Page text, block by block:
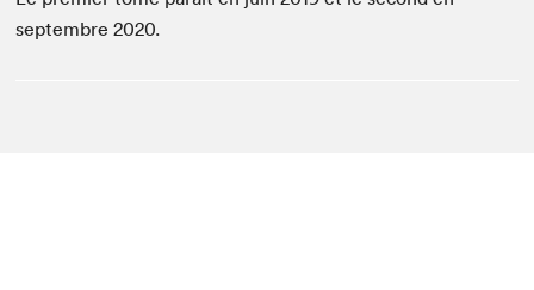
septembre 2020.